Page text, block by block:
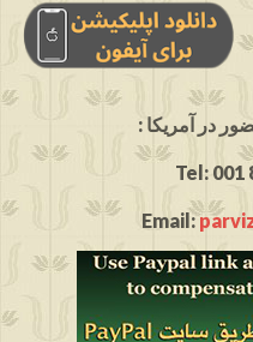
در آمریکا
Tel: 001
Email: